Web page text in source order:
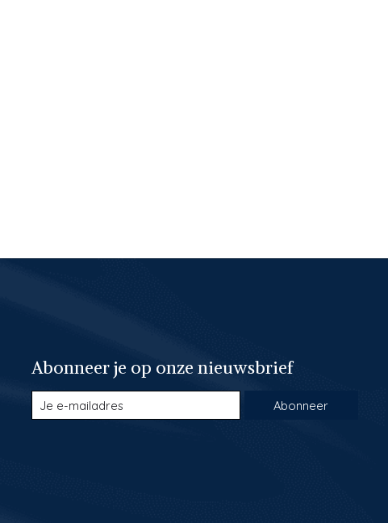
Abonneer je op onze nieuwsbrief
Abonneer